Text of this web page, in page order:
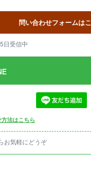
問い合わせフォームは
日受信中
法はこちら
お気軽にどうぞ